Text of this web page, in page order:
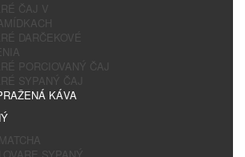
ČAJ V
DARČEKOVÉ
PORCIOVANÝ ČAJ
SYPANÝ ČAJ
KÁVA